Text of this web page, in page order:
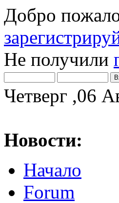
Добро
Не получили
Четверг ,06
Новости:
Начало
Forum